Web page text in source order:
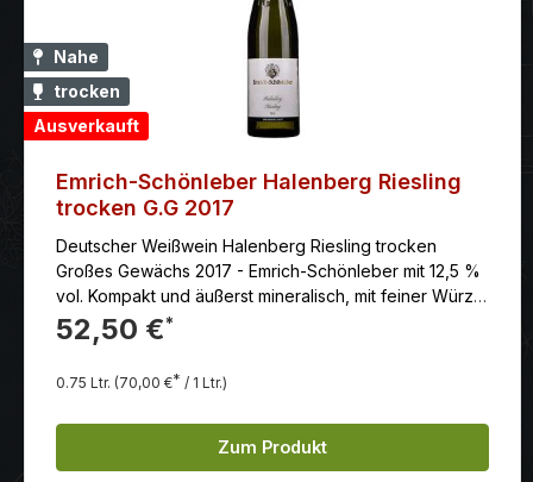
Nahe
trocken
Ausverkauft
Emrich-Schönleber Halenberg Riesling
trocken G.G 2017
Deutscher Weißwein Halenberg Riesling trocken
Großes Gewächs 2017 - Emrich-Schönleber mit 12,5 %
vol. Kompakt und äußerst mineralisch, mit feiner Würze
und Frucht, viel Power und ein tolles Gerüst, ziemlich
komplex und tiefgründig, elegante und lebendige
Säure, die von subtiler und feiner Mineralität begleitet
wird, tolle Balance und Länge.
52,50 €*
0.75 Ltr. (70,00 €* / 1 Ltr.)
Zum Produkt